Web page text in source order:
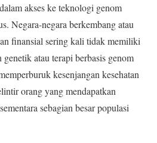
akses ke teknologi genom
Negara-negara berkembang atau
finansial sering kali tidak memiliki
atau terapi berbasis genom
kesenjangan kesehatan
orang yang mendapatkan
sebagian besar populasi